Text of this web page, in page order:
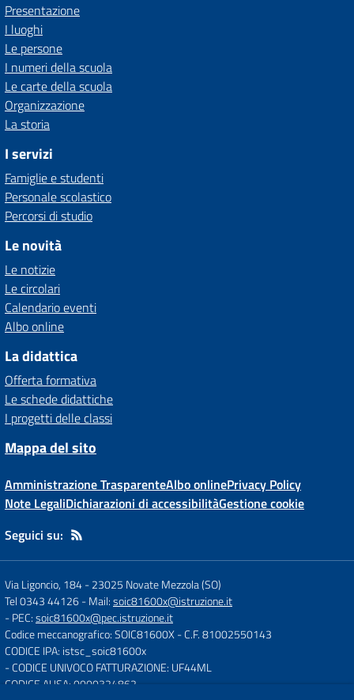
Presentazione
I luoghi
Le persone
I numeri della scuola
Le carte della scuola
Organizzazione
La storia
I servizi
Famiglie e studenti
Personale scolastico
Percorsi di studio
Le novità
Le notizie
Le circolari
Calendario eventi
Albo online
La didattica
Offerta formativa
Le schede didattiche
I progetti delle classi
Mappa del sito
Amministrazione TrasparenteAlbo onlinePrivacy Policy
Note LegaliDichiarazioni di accessibilitàGestione cookie
Seguici su:
Via Ligoncio, 184-23025 Novate Mezzola (SO)
Tel 0343 44126- Mail:soic81600x@istruzione.it
- PEC:soic81600x@pec.istruzione.it
Codice meccanografico: SOIC81600X- C.F. 81002550143
CODICE IPA: istsc_soic81600x
- CODICE UNIVOCO FATTURAZIONE: UF44ML
CODICE AUSA: 0000324862